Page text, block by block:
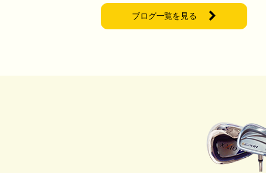
ブログ一覧を見る